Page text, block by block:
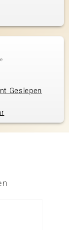
Geslepen